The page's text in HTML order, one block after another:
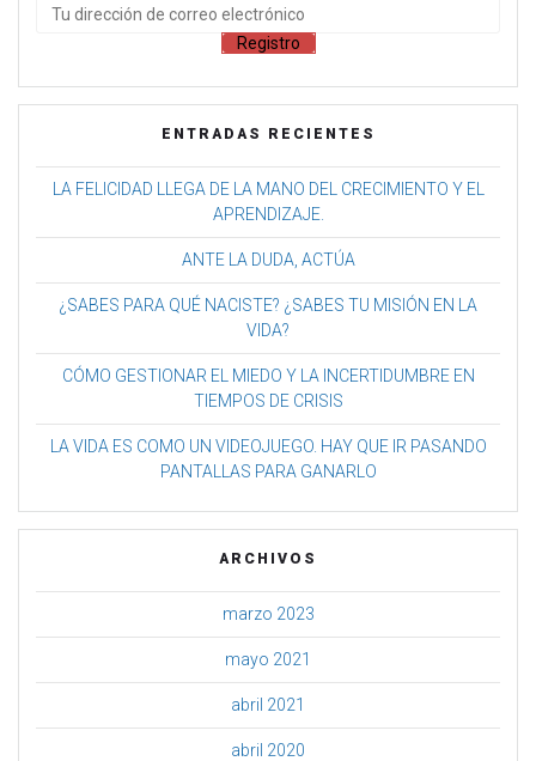
ENTRADAS RECIENTES
LA FELICIDAD LLEGA DE LA MANO DEL CRECIMIENTO Y EL
APRENDIZAJE.
ANTE LA DUDA, ACTÚA
¿SABES PARA QUÉ NACISTE? ¿SABES TU MISIÓN EN LA
VIDA?
CÓMO GESTIONAR EL MIEDO Y LA INCERTIDUMBRE EN
TIEMPOS DE CRISIS
LA VIDA ES COMO UN VIDEOJUEGO. HAY QUE IR PASANDO
PANTALLAS PARA GANARLO
ARCHIVOS
marzo 2023
mayo 2021
abril 2021
abril 2020